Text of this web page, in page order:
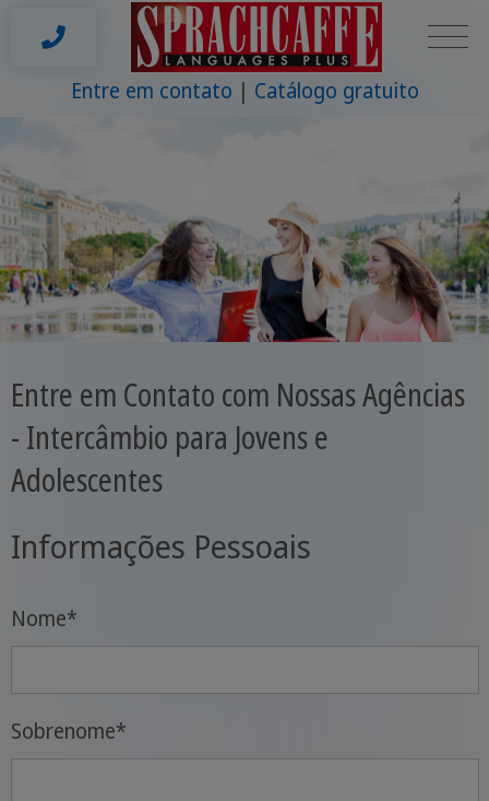
Entre em contato Catálogo gratuito
Entre em Contato com Nossas Agências
- Intercâmbio para Jovens e
Adolescentes
Informações Pessoais
Nome*
Sobrenome*